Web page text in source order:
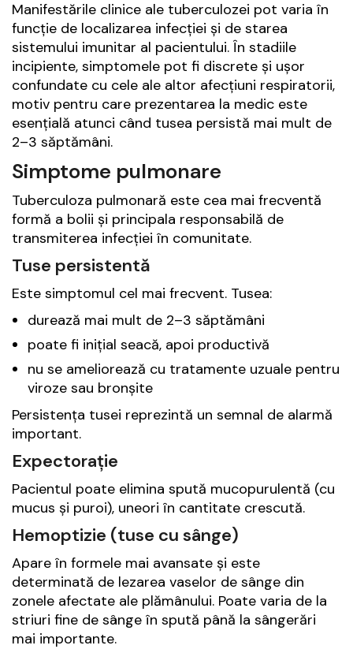
Manifestările clinice ale tuberculozei pot varia în
funcție de localizarea infecției și de starea
sistemului imunitar al pacientului. În stadiile
incipiente, simptomele pot fi discrete și ușor
confundate cu cele ale altor afecțiuni respiratorii,
motiv pentru care prezentarea la medic este
esențială atunci când tusea persistă mai mult de
2–3 săptămâni.
Simptome pulmonare
Tuberculoza pulmonară este cea mai frecventă
formă a bolii și principala responsabilă de
transmiterea infecției în comunitate.
Tuse persistentă
Este simptomul cel mai frecvent. Tusea:
durează mai mult de 2–3 săptămâni
poate fi inițial seacă, apoi productivă
nu se ameliorează cu tratamente uzuale pentru
viroze sau bronșite
Persistența tusei reprezintă un semnal de alarmă
important.
Expectorație
Pacientul poate elimina spută mucopurulentă (cu
mucus și puroi), uneori în cantitate crescută.
Hemoptizie (tuse cu sânge)
Apare în formele mai avansate și este
determinată de lezarea vaselor de sânge din
zonele afectate ale plămânului. Poate varia de la
striuri fine de sânge în spută până la sângerări
mai importante.